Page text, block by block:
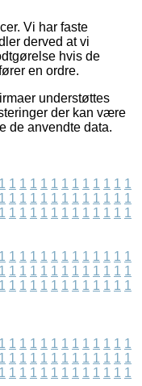
Vi har faste
derved at vi
hvis de
en ordre.
understøttes
der kan være
de anvendte data.
1 1 1 1 1 1 1 1 1 1 1 1 1
1 1 1 1 1 1 1 1 1 1 1 1 1
1 1 1 1 1 1 1 1 1 1 1 1 1
1 1 1 1 1 1 1 1 1 1 1 1 1
1 1 1 1 1 1 1 1 1 1 1 1 1
1 1 1 1 1 1 1 1 1 1 1 1 1
1 1 1 1 1 1 1 1 1 1 1 1 1
1 1 1 1 1 1 1 1 1 1 1 1 1
1 1 1 1 1 1 1 1 1 1 1 1 1